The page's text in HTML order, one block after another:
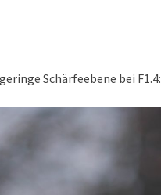
Schärfeebene bei F1.4: